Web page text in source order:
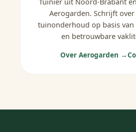
Aerogarden. Schrijft
tuinonderhoud op basis
en betrouwbare
Over Aerogarden →